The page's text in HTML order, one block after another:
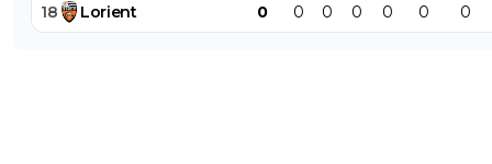
18 Lorient 0 0 0 0 0 0 0